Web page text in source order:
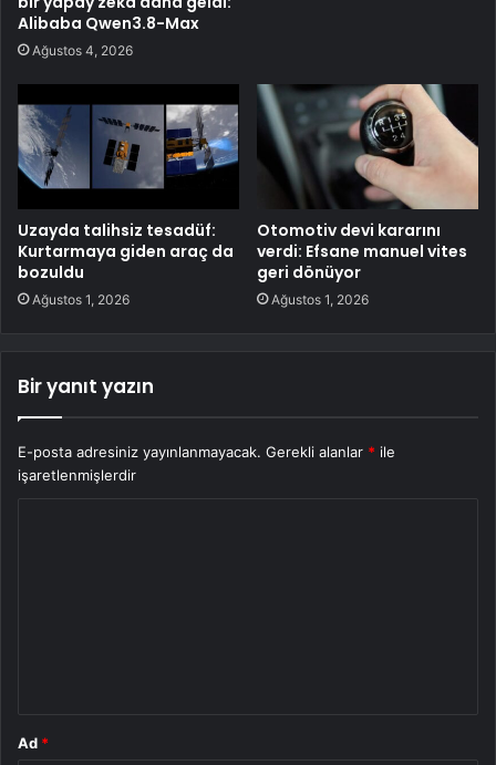
Alibaba Qwen3.8-Max
Ağustos 4, 2026
Uzayda talihsiz tesadüf:
Kurtarmaya giden araç da
bozuldu
Ağustos 1, 2026
Otomotiv devi kararını
verdi: Efsane manuel vites
geri dönüyor
Ağustos 1, 2026
Bir yanıt yazın
E-posta adresiniz yayınlanmayacak. Gerekli alanlar * ile
işaretlenmişlerdir
Ad *